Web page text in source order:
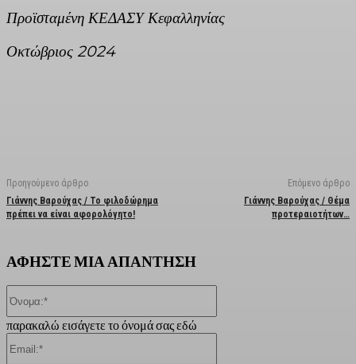
Προϊσταμένη ΚΕΔΑΣΥ Κεφαλληνίας
Οκτώβριος 2024
Προηγούμενο άρθρο
Γιάννης Βαρούχας / Το φιλοδώρημα
πρέπει να είναι αφορολόγητο!
Επόμενο άρθρο
Γιάννης Βαρούχας / Θέμα
προτεραιοτήτων…
ΑΦΗΣΤΕ ΜΙΑ ΑΠΑΝΤΗΣΗ
παρακαλώ εισάγετε το όνομά σας εδώ